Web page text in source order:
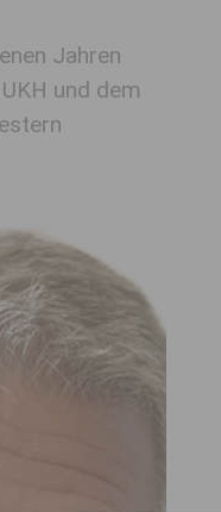
Jahren
und dem